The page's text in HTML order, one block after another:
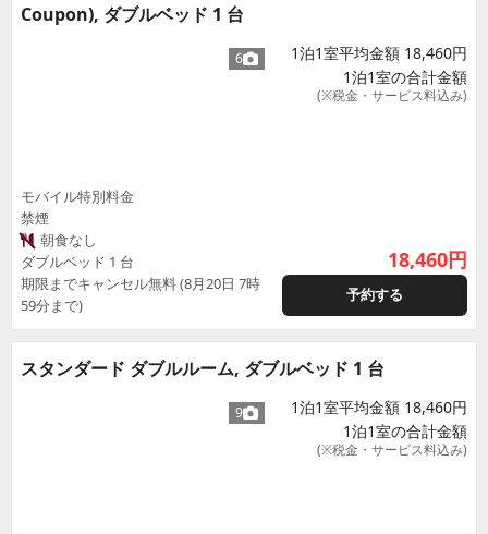
Coupon), ダブルベッド 1 台
6
モバイル特別料金
禁煙
朝食なし
ダブルベッド 1 台
期限までキャンセル無料 (8月20日 7時
59分まで)
1泊1室平均金額 18,460円
1泊1室の合計金額
(※税金・サービス料込み)
18,460円
予約する
スタンダード ダブルルーム, ダブルベッド 1 台
9
1泊1室平均金額 18,460円
1泊1室の合計金額
(※税金・サービス料込み)